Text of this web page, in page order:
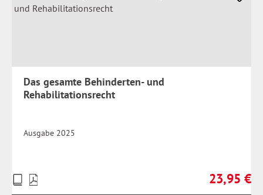
Das gesamte Behinderten- und
Rehabilitationsrecht
Ausgabe 2025
Regulärer
23,95 €
Preise
inkl.